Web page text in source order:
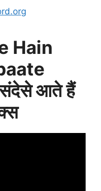
Hain
आते हैं